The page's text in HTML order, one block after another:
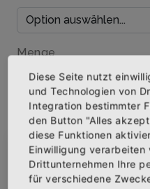
Menge
IN
AUF DIE
Abonniere jetzt
Diese Seite nutzt
und Technologien von
Integration bestimmter
den Button "Alles
diese Funktionen
Einwilligung
Drittunternehmen Ihre
für verschiedene